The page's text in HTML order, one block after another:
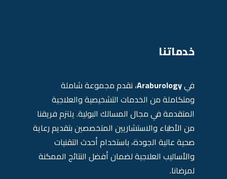
خدماتنا
فيAraburology، نقدم مجموعة شاملة
ومتكاملة من الخدمات التشخيصية والعلاجية
المتقدمة في مجال المسالك البولية. يلتزم فريقنا
من الأطباء والاستشاريين المتخصصين بتقديم رعاية
صحية عالية الجودة، باستخدام أحدث التقنيات
والأساليب العلاجية لضمان أفضل النتائج الممكنة
لمرضانا.